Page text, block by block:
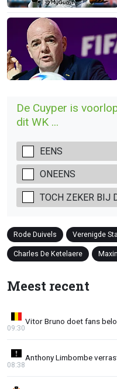
De Cuyper is
dit WK ...
EENS
ONEENS
TOCH ZEKER BIJ
Rode Duivels Verenigde
Charles De Ketelaere
Meest recent
Vitor Bruno doet fans
09:30
Anthony Limbombe
08:38